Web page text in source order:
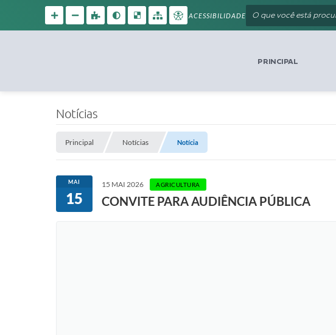
ACESSIBILIDADE
PRINCIPAL
Notícias
Principal Notícias Notícia
MAI
15
15 MAI 2026 AGRICULTURA
CONVITE PARA AUDIÊNCIA PÚBLICA